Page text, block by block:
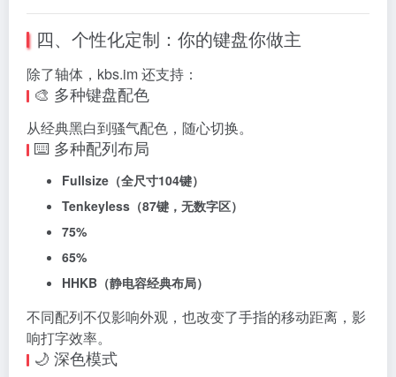
四、个性化定制：你的键盘你做主
除了轴体，kbs.im 还支持：
🎨 多种键盘配色
从经典黑白到骚气配色，随心切换。
⌨️ 多种配列布局
Fullsize（全尺寸104键）
Tenkeyless（87键，无数字区）
75%
65%
HHKB（静电容经典布局）
不同配列不仅影响外观，也改变了手指的移动距离，影
响打字效率。
🌙 深色模式